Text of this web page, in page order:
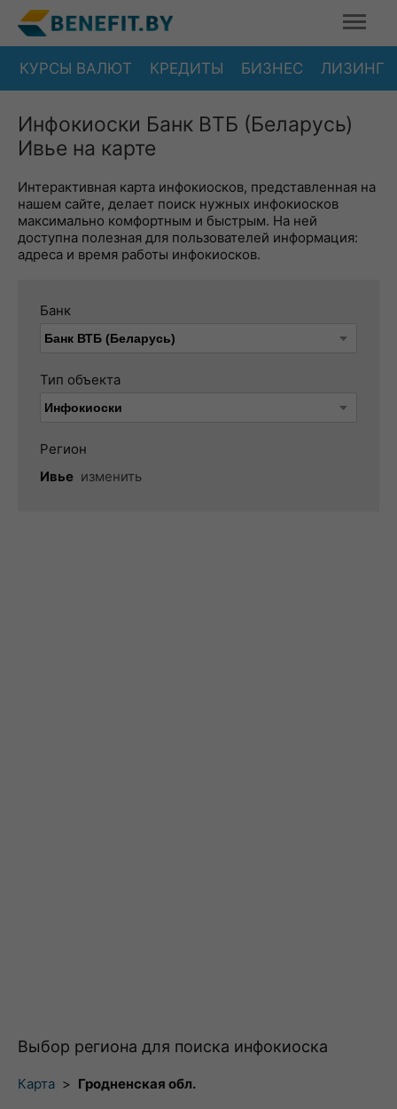
КУРСЫ ВАЛЮТ КРЕДИТЫ БИЗНЕС ЛИЗИНГ
Инфокиоски Банк ВТБ (Беларусь)
Ивье на карте
Интерактивная карта инфокиосков, представленная на
нашем сайте, делает поиск нужных инфокиосков
максимально комфортным и быстрым. На ней
доступна полезная для пользователей информация:
адреса и время работы инфокиосков.
Банк
Тип объекта
Регион
Ивье изменить
Выбор региона для поиска инфокиоска
Карта > Гродненская обл.